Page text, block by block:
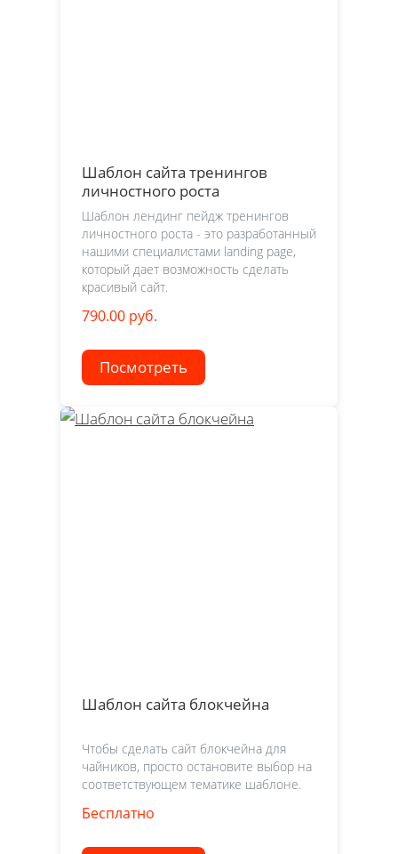
Шаблон сайта тренингов
личностного роста
Шаблон лендинг пейдж тренингов
личностного роста - это разработанный
нашими специалистами landing page,
который дает возможность сделать
красивый сайт.
790.00 руб.
Посмотреть
Шаблон сайта блокчейна
Чтобы сделать сайт блокчейна для
чайников, просто остановите выбор на
соответствующем тематике шаблоне.
Бесплатно